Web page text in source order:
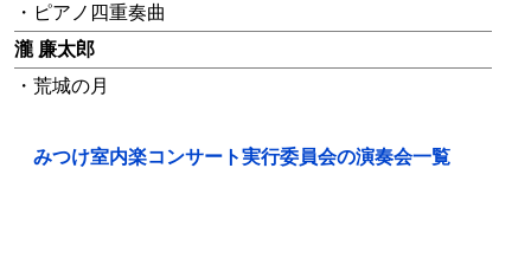
・ピアノ四重奏曲
瀧 廉太郎
・荒城の月
みつけ室内楽コンサート実行委員会の演奏会一覧